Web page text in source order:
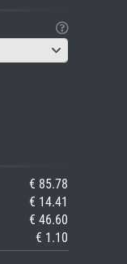
€ 85.78
€ 14.41
€ 46.60
€ 1.10